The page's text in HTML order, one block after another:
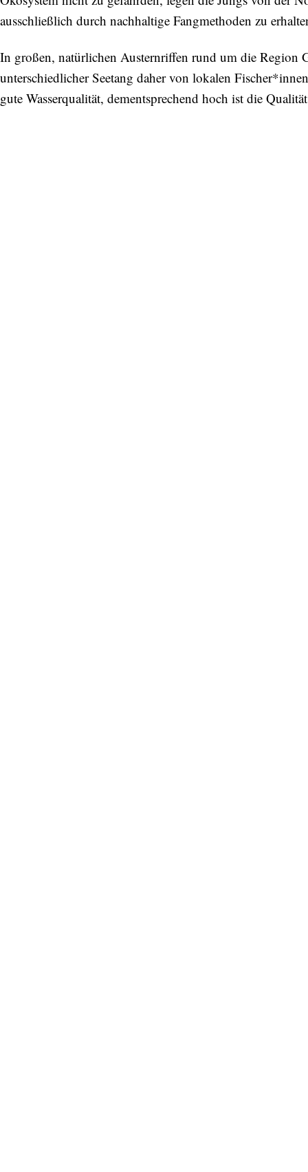
ausschließlich durch nachhaltige Fangmethoden zu
In großen, natürlichen Austernriffen rund um die Region
unterschiedlicher Seetang daher von lokalen
gute Wasserqualität, dementsprechend hoch ist die